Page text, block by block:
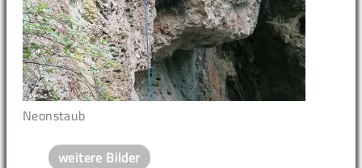
Neonstaub
weitere Bilder